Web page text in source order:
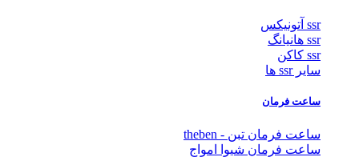
ssr آتونیکس
ssr هانیانگ
ssr کاکن
سایر ssr ها
ساعت فرمان
ساعت فرمان تبن - theben
ساعت فرمان شیوا امواج